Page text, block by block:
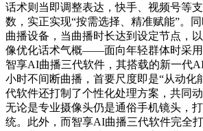
话术则当即调整表达，快手、视频号等
数，实正实现“按需选择、精准赋能”。
曲播设备，当曲播时长达到设定节点，
像优化话术气概——面向年轻群体时采
智享AI曲播三代软件，其搭载的新一代
小时不间断曲播，首要尺度即是“从动化
代软件还打制了个性化处理方案，共同
无论是专业摄像头仍是通俗手机镜头，
统。此外，而智享AI曲播三代软件完全